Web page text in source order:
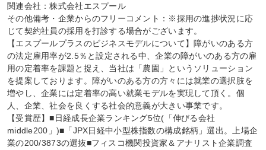
関連会社：株式会社エスプール
その他備考・企業からのフリーコメント：※採用の進捗状況に応
じて契約社員の採用を打診する場合がございます。
【エスプールプラスのビジネスモデルについて】障がいのある方
の法定雇用率が2.5％と設定される中、企業の障がいのある方の雇
用の定着率を課題と捉え、当社は「農園」というソリューション
を提案しております。障がいのある方の方々には就業の選択肢を
増やし、企業には定着率の高い就業モデルを実現して頂く。個
人、企業、社会を良くする社会的意義が大きい事業です。
【受賞歴】■日経成長企業ランキング5位(「伸びる会社
middle200」)■「JPX日経中小型株指数の構成銘柄」選出。上場企
業の200/3873の選抜■フィスコ機関投資家＆アナリスト企業調査